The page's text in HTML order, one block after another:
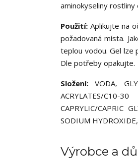
aminokyseliny
Použití: Aplikujte na
požadovaná místa.
teplou vodou. Gel lze
Dle potřeby opakujte.
Složení: VODA,
ACRYLATES/C10-
CAPRYLIC/CAPRIC
SODIUM
Výrobce a